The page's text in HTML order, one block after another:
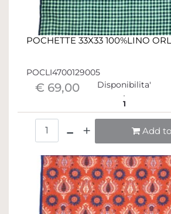
POCHETTE 33X33 100%LINO
POCLI4700129005
€ 69,00 Disponibilita'
1
Add